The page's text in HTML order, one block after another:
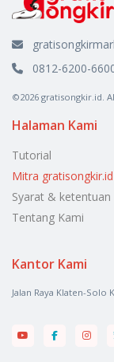
0812-6200-
©2026 gratisongkir.id.
Halaman Kami
Tutorial
Mitra gratisongkir.id
Syarat & ketentuan
Tentang Kami
Kantor Kami
Jalan Raya Klaten-Solo